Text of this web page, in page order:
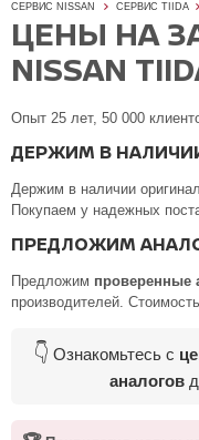
СЕРВИС NISSAN СЕРВИС TIIDA
ЦЕНЫ НА
NISSAN
Опыт 25 лет, 50 000
ДЕРЖИМ В
Держим в наличии
Покупаем у надежных
ПРЕДЛОЖИМ
Предложим проверенные
производителей.
👇 Ознакомьтесь с
аналогов